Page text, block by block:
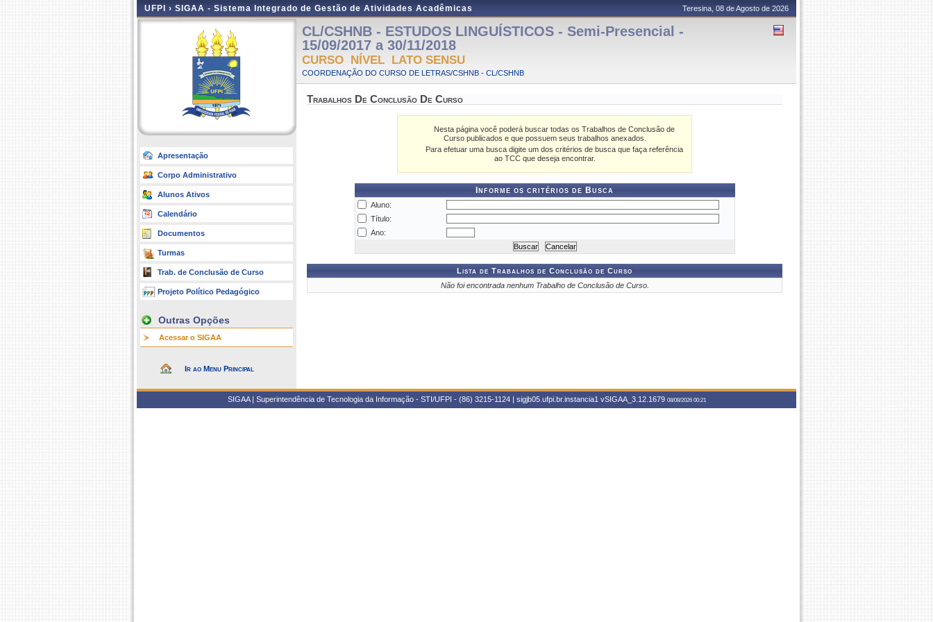
UFPI › SIGAA - Sistema Integrado de Gestão de Atividades Acadêmicas Teresina, 08 de Agosto de 2026
Apresentação
Corpo Administrativo
Alunos Ativos
Calendário
Documentos
Turmas
Trab. de Conclusão de Curso
Projeto Político Pedagógico
Outras Opções
Acessar o SIGAA
Ir ao Menu Principal
CL/CSHNB - ESTUDOS LINGUÍSTICOS - Semi-Presencial -
15/09/2017 a 30/11/2018
CURSO NÍVEL LATO SENSU
COORDENAÇÃO DO CURSO DE LETRAS/CSHNB - CL/CSHNB
Trabalhos De Conclusão De Curso
Nesta página você poderá buscar todas os Trabalhos de Conclusão de
Curso publicados e que possuem seus trabalhos anexados.
Para efetuar uma busca digite um dos critérios de busca que faça referência
ao TCC que deseja encontrar.
Informe os critérios de Busca
Aluno:
Título:
Ano:
Lista de Trabalhos de Conclusão de Curso
Não foi encontrada nenhum Trabalho de Conclusão de Curso.
SIGAA | Superintendência de Tecnologia da Informação - STI/UFPI - (86) 3215-1124 | sigjb05.ufpi.br.instancia1 vSIGAA_3.12.1679 08/08/2026 00:21